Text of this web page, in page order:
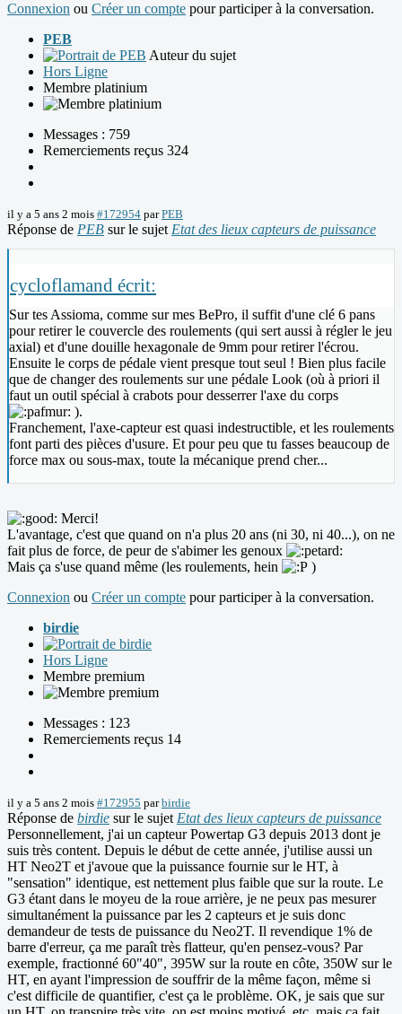
Connexion ou Créer un compte pour participer à la conversation.
PEB
Auteur du sujet
Hors Ligne
Membre platinium
Messages : 759
Remerciements reçus 324
il y a 5 ans 2 mois #172954 parPEB
Réponse de PEB sur le sujet Etat des lieux capteurs de puissance
cycloflamand écrit:
Sur tes Assioma, comme sur mes BePro, il suffit d'une clé 6 pans
pour retirer le couvercle des roulements (qui sert aussi à régler le jeu
axial) et d'une douille hexagonale de 9mm pour retirer l'écrou.
Ensuite le corps de pédale vient presque tout seul ! Bien plus facile
que de changer des roulements sur une pédale Look (où à priori il
faut un outil spécial à crabots pour desserrer l'axe du corps
).
Franchement, l'axe-capteur est quasi indestructible, et les roulements
font parti des pièces d'usure. Et pour peu que tu fasses beaucoup de
force max ou sous-max, toute la mécanique prend cher...
Merci!
L'avantage, c'est que quand on n'a plus 20 ans (ni 30, ni 40...), on ne
fait plus de force, de peur de s'abimer les genoux
Mais ça s'use quand même (les roulements, hein
)
Connexion ou Créer un compte pour participer à la conversation.
birdie
Hors Ligne
Membre premium
Messages : 123
Remerciements reçus 14
il y a 5 ans 2 mois #172955 parbirdie
Réponse de birdie sur le sujet Etat des lieux capteurs de puissance
Personnellement, j'ai un capteur Powertap G3 depuis 2013 dont je
suis très content. Depuis le début de cette année, j'utilise aussi un
HT Neo2T et j'avoue que la puissance fournie sur le HT, à
"sensation" identique, est nettement plus faible que sur la route. Le
G3 étant dans le moyeu de la roue arrière, je ne peux pas mesurer
simultanément la puissance par les 2 capteurs et je suis donc
demandeur de tests de puissance du Neo2T. Il revendique 1% de
barre d'erreur, ça me paraît très flatteur, qu'en pensez-vous? Par
exemple, fractionné 60"40", 395W sur la route en côte, 350W sur le
HT, en ayant l'impression de souffrir de la même façon, même si
c'est difficile de quantifier, c'est ça le problème. OK, je sais que sur